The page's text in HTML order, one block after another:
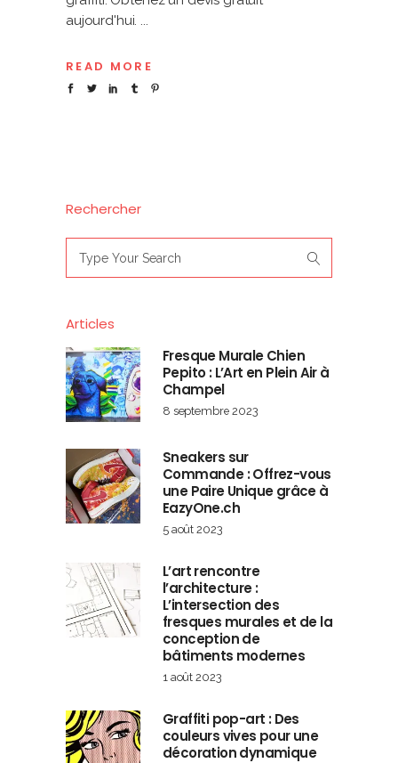
aujourd'hui.
READ MORE
Rechercher
for:
Articles
Fresque Murale Chien
Pepito : L’Art en Plein Air à
Champel
8 septembre 2023
Sneakers sur
Commande : Offrez-vous
une Paire Unique grâce à
EazyOne.ch
5 août 2023
L’art rencontre
l’architecture :
L’intersection des
fresques murales et de la
conception de
bâtiments modernes
1 août 2023
Graffiti pop-art : Des
couleurs vives pour une
décoration dynamique